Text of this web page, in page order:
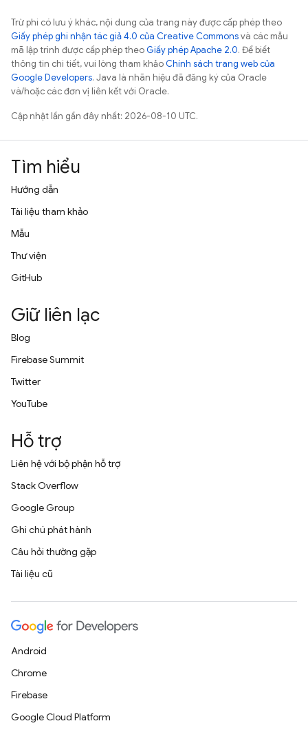
Trừ phi có lưu ý khác, nội dung của trang này được cấp phép theo
Giấy phép ghi nhận tác giả 4.0 của Creative Commonsvà các mẫu
mã lập trình được cấp phép theoGiấy phép Apache 2.0. Để biết
thông tin chi tiết, vui lòng tham khảoChính sách trang web của
Google Developers. Java là nhãn hiệu đã đăng ký của Oracle
và/hoặc các đơn vị liên kết với Oracle.
Cập nhật lần gần đây nhất: 2026-08-10 UTC.
Tìm hiểu
Hướng dẫn
Tài liệu tham khảo
Mẫu
Thư viện
GitHub
Giữ liên lạc
Blog
Firebase Summit
Twitter
YouTube
Hỗ trợ
Liên hệ với bộ phận hỗ trợ
Stack Overflow
Google Group
Ghi chú phát hành
Câu hỏi thường gặp
Tài liệu cũ
Android
Chrome
Firebase
Google Cloud Platform